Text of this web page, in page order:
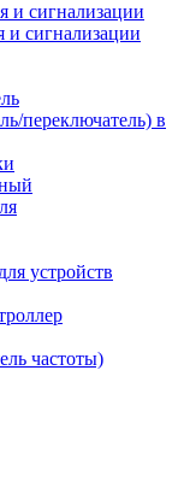
и сигнализации
и сигнализации
переключатель) в
устройств
частоты)